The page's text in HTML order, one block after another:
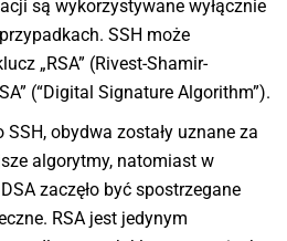
są wykorzystywane wyłącznie
SSH może
„RSA” (Rivest-Shamir-
(“Digital Signature Algorithm”).
SSH, obydwa zostały uznane za
algorytmy, natomiast w
zaczęło być spostrzegane
RSA jest jedynym